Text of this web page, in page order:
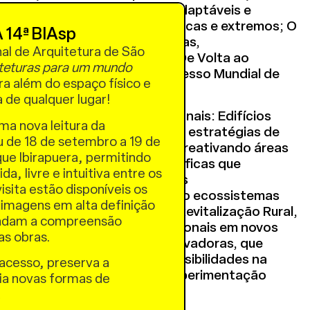
propondo infraestruturas adaptáveis e
de resistir a inundações, secas e extremos; O
a inovação surge em periferias,
e fronteiras ecológicas; e De Volta ao
prospectiva rumo ao Congresso Mundial de
Pequim.
há cinco perspectivas adicionais: Edifícios
ecológico através de estratégias de
Regeneração Urbana, reativando áreas
de intervenções específicas que
atendem necessidades
Paisagística, retecendo ecossistemas
a resiliência climática; Revitalização Rural,
assentamentos tradicionais em novos
endógeno; e Práticas Inovadoras, que
e exploram novas possibilidades na
digital, biomimética e experimentação
14ª BIAsp
de Arquitetura de São
para um mundo
além do espaço físico e
qualquer lugar!
nova leitura da
18 de setembro a 19 de
Ibirapuera, permitindo
livre e intuitiva entre os
estão disponíveis os
em alta definição
a compreensão
obras.
preserva a
novas formas de